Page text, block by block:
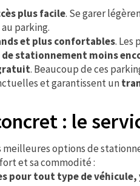
plus facile. Se garer
parking.
et plus confortables. Les
de stationnement moins
. Beaucoup de ces
et garantissent un
: le
options de
et sa commodité :
pour tout type de